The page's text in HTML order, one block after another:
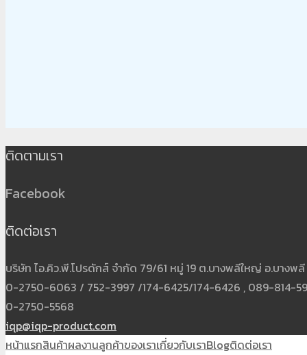
ติดตามเรา
Facebook
ติดต่อเรา
บริษัท ไอ.คิว.พี.โปรดักส์ จำกัด 79/61 หมู่ 19 ต.บางพลีใหญ่ อ.บางพ
0-2750-6063 / 752-3997 /174-6425/174-6426 , 089-814-
0-2750-5568
iqp@iqp-product.com
หน้าแรกสินค้าผลงานลูกค้าของเราเกี่ยวกับเราBlogติดต่อเรา